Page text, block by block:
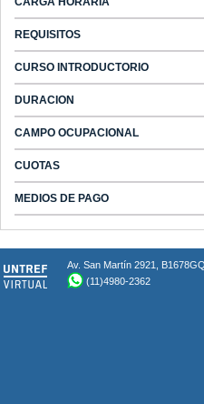
REQUISITOS
CURSO INTRODUCTORIO
DURACION
CAMPO OCUPACIONAL
CUOTAS
MEDIOS DE PAGO
Av. San Martín 2921,
(11)4980-2362